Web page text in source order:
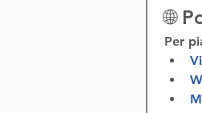
🌐
Per